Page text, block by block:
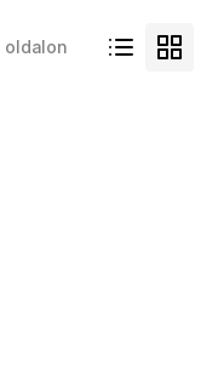
oldalon